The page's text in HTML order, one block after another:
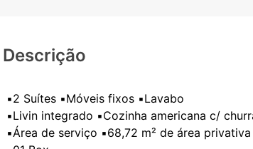
Descrição
▪️2 Suítes ▪️Móveis fixos ▪️Lavabo
▪️Livin integrado ▪️Cozinha americana c/
▪️Área de serviço ▪️68,72 m² de área privativa